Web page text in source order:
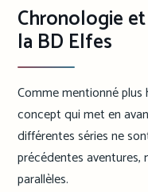
Chronologie
la BD Elfes
Comme mentionné plus
concept qui met en
différentes séries ne
précédentes aventures,
parallèles.